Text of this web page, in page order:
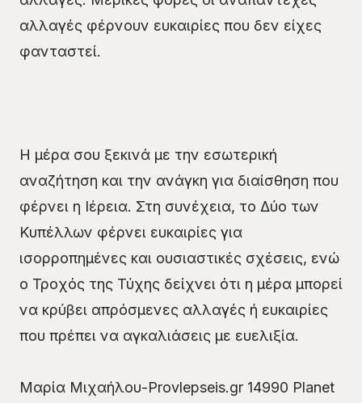
αλλαγές φέρνουν ευκαιρίες που δεν είχες
φανταστεί.
Η μέρα σου ξεκινά με την εσωτερική
αναζήτηση και την ανάγκη για διαίσθηση που
φέρνει η Ιέρεια. Στη συνέχεια, το Δύο των
Κυπέλλων φέρνει ευκαιρίες για
ισορροπημένες και ουσιαστικές σχέσεις, ενώ
ο Τροχός της Τύχης δείχνει ότι η μέρα μπορεί
να κρύβει απρόσμενες αλλαγές ή ευκαιρίες
που πρέπει να αγκαλιάσεις με ευελιξία.
Μαρία Μιχαήλου-Provlepseis.gr 14990 Planet